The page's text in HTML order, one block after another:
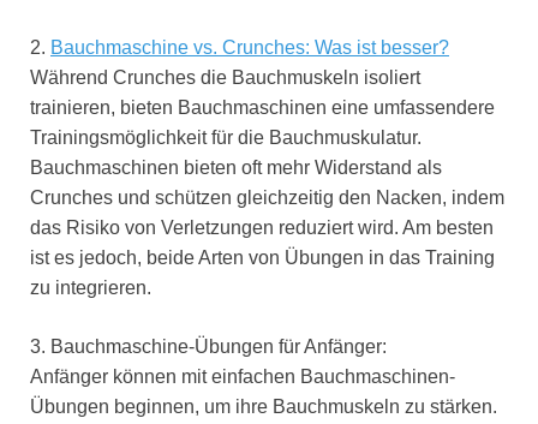
2. Bauchmaschine vs. Crunches: Was ist besser?
Während Crunches die Bauchmuskeln isoliert
trainieren, bieten Bauchmaschinen eine umfassendere
Trainingsmöglichkeit für die Bauchmuskulatur.
Bauchmaschinen bieten oft mehr Widerstand als
Crunches und schützen gleichzeitig den Nacken, indem
das Risiko von Verletzungen reduziert wird. Am besten
ist es jedoch, beide Arten von Übungen in das Training
zu integrieren.
3. Bauchmaschine-Übungen für Anfänger:
Anfänger können mit einfachen Bauchmaschinen-
Übungen beginnen, um ihre Bauchmuskeln zu stärken.